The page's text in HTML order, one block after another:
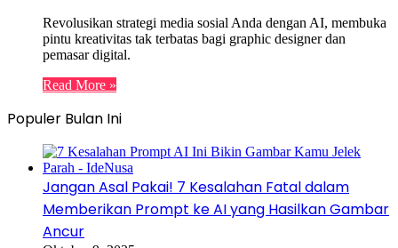
Revolusikan strategi media sosial Anda dengan AI, membuka
pintu kreativitas tak terbatas bagi graphic designer dan
pemasar digital.
Read More »
Populer Bulan Ini
Jangan Asal Pakai! 7 Kesalahan Fatal dalam
Memberikan Prompt ke AI yang Hasilkan Gambar
Ancur